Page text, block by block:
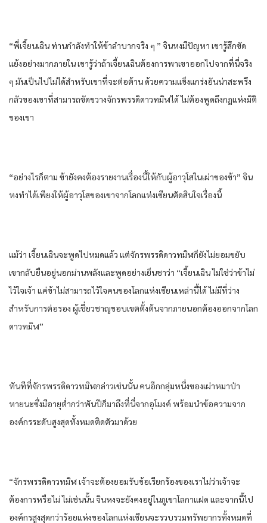
“พี่​เจี้ยนเฉิน​ ท่าน​กำลัง​ทำให้​ข้า​ลำบาก​จริง ๆ​ ” จิน​หง​มีปัญหา​ เขา​รู้สึก​ขัด
แย้ง​อย่าง​มาก​ภายใน​ เขา​รู้​ว่า​ถ้าเจี้ยนเฉิน​ต้อง​การพา​เขา​ออก​ไปจาก​ที่นี่​จริง
ๆ​ มัน​เป็นไปไม่ได้​สำหรับ​เขา​ที่จะ​ต่อต้าน​ ด้วย​ความ​แข็งแกร่ง​อัน​น่าสะพรึง
กลัว​ของ​เขา​ที่​สามารถ​ขัดขวาง​จักรพรรดิ​ดาว​ทมิฬ​ได้​ ไม่ต้อง​พูดถึง​กฎ​แห่ง​มิติ​
ของ​เขา​
“อย่างไรก็ตาม​ ข้า​ยังคง​ต้อง​รายงาน​เรื่อง​นี้​ให้​กับ​ผู้อาวุโส​ใน​เผ่า​ของ​ข้า​” จิน​
หง​ทำได้​เพียง​ให้​ผู้อาวุโส​ของ​เขา​จาก​โลก​แห่ง​เซียน​ตัดสินใจ​เรื่อง​นี้​
แม้ว่า​ เจี้ยนเฉิน​จะพูด​ไปหมด​แล้ว​ แต่​จักรพรรดิ​ดาว​ทมิฬ​ก็​ยัง​ไม่ยอม​ขยับ​
เขา​กลับ​ยืน​อยู่​นอก​ม่าน​พลัง​และ​พูด​อย่าง​เย็นชา​ว่า​ “เจี้ยนเฉิน​ ไม่ใช่ว่า​ข้า​ไม่
ไว้ใจ​เจ้า แค่​ข้า​ไม่สามารถ​ไว้ใจ​คน​ของ​โลก​แห่ง​เซียน​เหล่านี้​ได้​ ไม่มีที่ว่าง​
สำหรับ​การ​ต่อรอง​ ผู้เชี่ยวชาญ​ขอบเขต​ตั้งต้น​จาก​ภายนอก​ต้อง​ออกจาก​โลก​
ดาว​ทมิฬ​”
ทันทีที่​จักรพรรดิ​ดาว​ทมิฬ​กล่าว​เช่นนั้น​ คน​อีก​กลุ่ม​หนึ่ง​ของ​เผ่า​หมาป่า​
หายนะ​ซึ่งมีอายุ​ต่ำกว่า​พันปี​ก็​มาถึงที่นี่​จาก​อุโมงค์​ พร้อม​นำ​ข้อความ​จาก​
องค์กร​ระดับ​สูงสุด​ทั้งหมด​ติดตัว​มาด้วย​
“จักรพรรดิ​ดาว​ทมิฬ​ เจ้าจะต้อง​ยอมรับ​ข้อเรียกร้อง​ของ​เรา​ไม่ว่า​เจ้าจะ
ต้องการ​หรือไม่​ ไม่เช่นนั้น​ จิน​หง​จะยัง​คงอยู่​ใน​ภูเขา​โลกา​แฝด​ และ​จากนี้ไป​
องค์กร​สูงสุด​กว่า​ร้อย​แห่ง​ของ​โลก​แห่ง​เซียน​จะรวบรวม​ทรัพยากร​ทั้งหมด​ที่​